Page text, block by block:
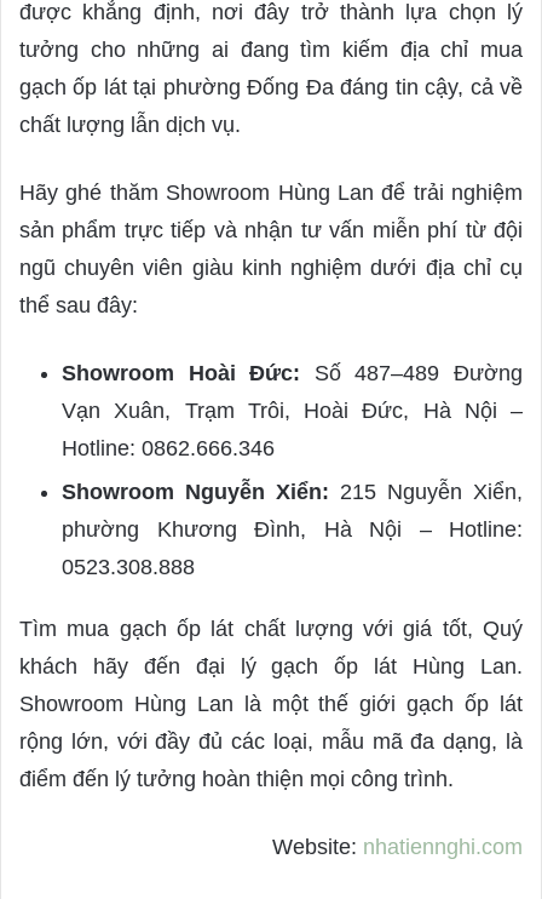
được khẳng định, nơi đây trở thành lựa chọn lý
tưởng cho những ai đang tìm kiếm địa chỉ mua
gạch ốp lát tại phường Đống Đa đáng tin cậy, cả về
chất lượng lẫn dịch vụ.
Hãy ghé thăm Showroom Hùng Lan để trải nghiệm
sản phẩm trực tiếp và nhận tư vấn miễn phí từ đội
ngũ chuyên viên giàu kinh nghiệm dưới địa chỉ cụ
thể sau đây:
Showroom Hoài Đức: Số 487–489 Đường
Vạn Xuân, Trạm Trôi, Hoài Đức, Hà Nội –
Hotline: 0862.666.346
Showroom Nguyễn Xiển: 215 Nguyễn Xiển,
phường Khương Đình, Hà Nội – Hotline:
0523.308.888
Tìm mua gạch ốp lát chất lượng với giá tốt, Quý
khách hãy đến đại lý gạch ốp lát Hùng Lan.
Showroom Hùng Lan là một thế giới gạch ốp lát
rộng lớn, với đầy đủ các loại, mẫu mã đa dạng, là
điểm đến lý tưởng hoàn thiện mọi công trình.
Website: nhatiennghi.com